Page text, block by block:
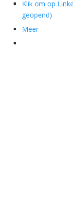
Klik om op
geopend)
Meer